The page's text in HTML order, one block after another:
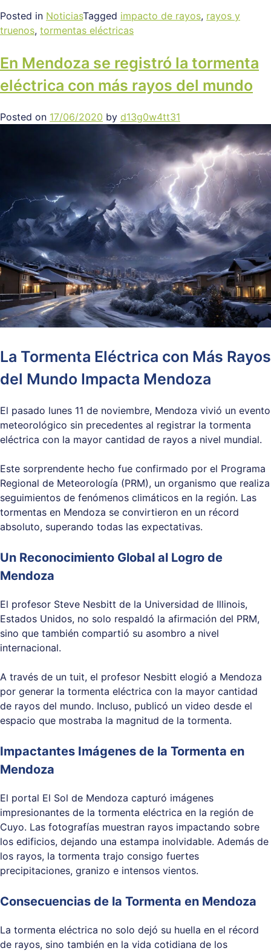
Posted in NoticiasTagged impacto de rayos, rayos y
truenos, tormentas eléctricas
En Mendoza se registró la tormenta
eléctrica con más rayos del mundo
Posted on 17/06/2020 by d13g0w4tt31
La Tormenta Eléctrica con Más Rayos
del Mundo Impacta Mendoza
El pasado lunes 11 de noviembre, Mendoza vivió un evento
meteorológico sin precedentes al registrar la tormenta
eléctrica con la mayor cantidad de rayos a nivel mundial.
Este sorprendente hecho fue confirmado por el Programa
Regional de Meteorología (PRM), un organismo que realiza
seguimientos de fenómenos climáticos en la región. Las
tormentas en Mendoza se convirtieron en un récord
absoluto, superando todas las expectativas.
Un Reconocimiento Global al Logro de
Mendoza
El profesor Steve Nesbitt de la Universidad de Illinois,
Estados Unidos, no solo respaldó la afirmación del PRM,
sino que también compartió su asombro a nivel
internacional.
A través de un tuit, el profesor Nesbitt elogió a Mendoza
por generar la tormenta eléctrica con la mayor cantidad
de rayos del mundo. Incluso, publicó un video desde el
espacio que mostraba la magnitud de la tormenta.
Impactantes Imágenes de la Tormenta en
Mendoza
El portal El Sol de Mendoza capturó imágenes
impresionantes de la tormenta eléctrica en la región de
Cuyo. Las fotografías muestran rayos impactando sobre
los edificios, dejando una estampa inolvidable. Además de
los rayos, la tormenta trajo consigo fuertes
precipitaciones, granizo e intensos vientos.
Consecuencias de la Tormenta en Mendoza
La tormenta eléctrica no solo dejó su huella en el récord
de rayos, sino también en la vida cotidiana de los